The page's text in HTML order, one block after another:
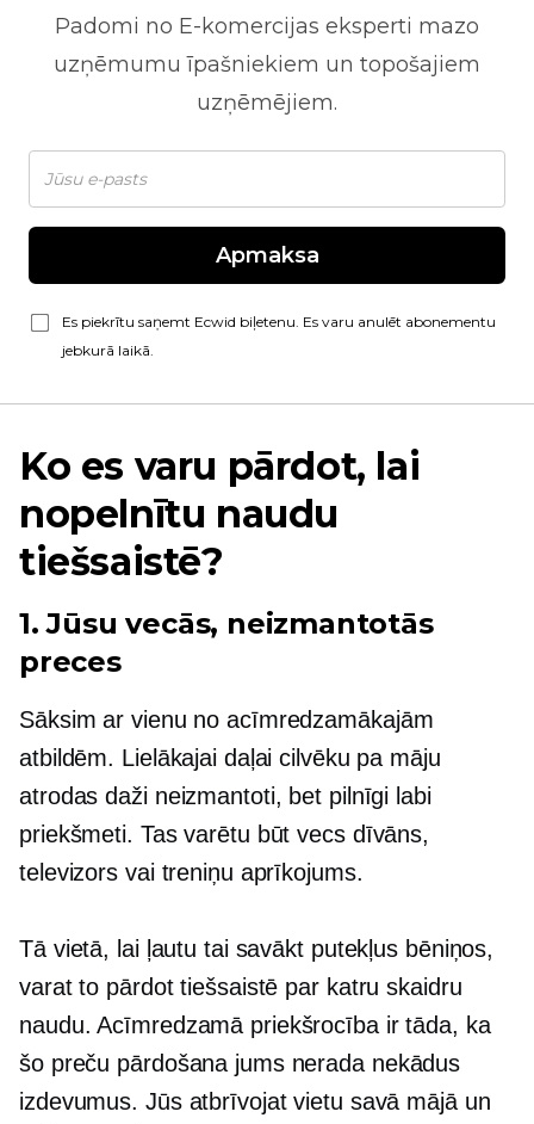
Padomi no E-komercijas eksperti mazo
uzņēmumu īpašniekiem un topošajiem
uzņēmējiem.
Apmaksa
Es piekrītu saņemt Ecwid biļetenu. Es varu anulēt abonementu
jebkurā laikā.
Ko es varu pārdot, lai
nopelnītu naudu
tiešsaistē?
1. Jūsu vecās, neizmantotās
preces
Sāksim ar vienu no acīmredzamākajām
atbildēm. Lielākajai daļai cilvēku pa māju
atrodas daži neizmantoti, bet pilnīgi labi
priekšmeti. Tas varētu būt vecs dīvāns,
televizors vai treniņu aprīkojums.
Tā vietā, lai ļautu tai savākt putekļus bēniņos,
varat to pārdot tiešsaistē par katru skaidru
naudu. Acīmredzamā priekšrocība ir tāda, ka
šo preču pārdošana jums nerada nekādus
izdevumus. Jūs atbrīvojat vietu savā mājā un